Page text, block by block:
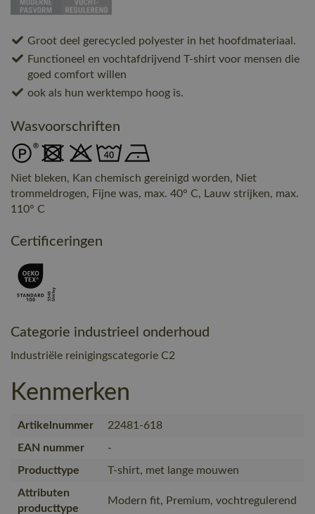
Groot deel gerecycled polyester in het hoofdmateriaal.
Functioneel en vochtafdrijvend T-shirt voor mensen die
goed comfort willen
ook als hun werktempo hoog is.
Wasvoorschriften
Niet bleken, Kan chemisch gereinigd worden, Niet
trommeldrogen, Fijne was, max. 40° C, Lauw strijken, max.
110° C
Certificeringen
Categorie industrieel onderhoud
Industriële reinigingscategorie C2
Kenmerken
Artikelnummer
22481-618
EAN nummer
-
Producttype
T-shirt, met lange mouwen
Attributen
producttype
Modern fit, Premium, vochtregulerend